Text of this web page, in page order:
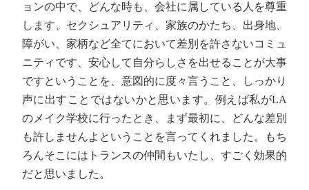
ョンの中で、どんな時も、会社に属している人を尊重
します、セクシュアリティ、家族のかたち、出身地、
障がい、家柄など全てにおいて差別を許さないコミュ
ニティです、安心して自分らしさを出せることが大事
ですということを、意図的に度々言うこと、しっかり
声に出すことではないかと思います。例えば私がLA
のメイク学校に行ったとき、まず最初に、どんな差別
も許しませんよということを言ってくれました。もち
ろんそこにはトランスの仲間もいたし、すごく効果的
だと思いました。